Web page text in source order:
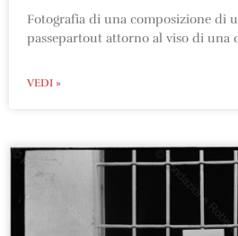
Fotografia di una composizione di
passepartout attorno al viso di una
VEDI »